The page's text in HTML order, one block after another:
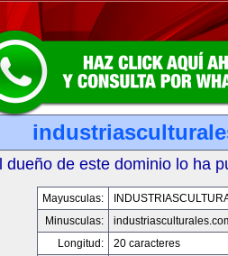
dueño de este dominio lo ha
Mayusculas:
Minusculas:
Longitud:
20 caracteres